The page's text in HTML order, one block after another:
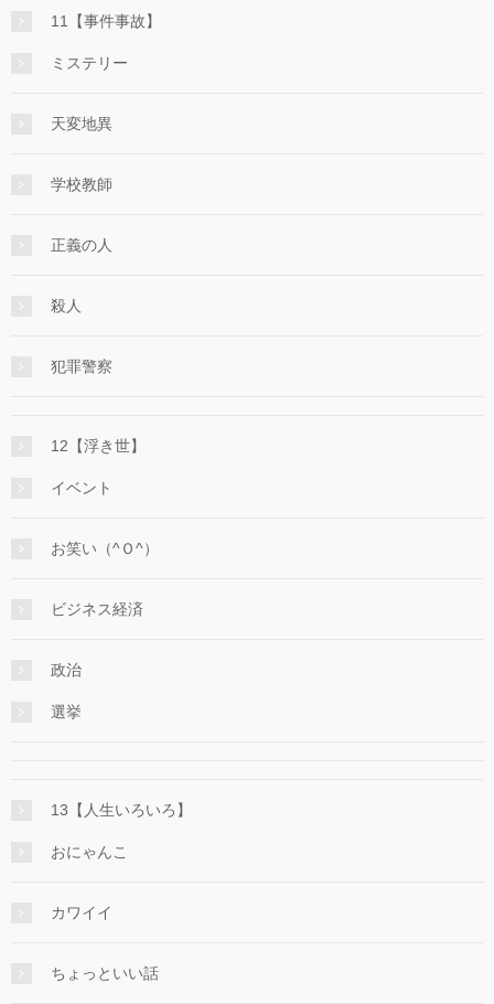
11【事件事故】
ミステリー
天変地異
学校教師
正義の人
殺人
犯罪警察
12【浮き世】
イベント
お笑い（^Ｏ^）
ビジネス経済
政治
選挙
13【人生いろいろ】
おにゃんこ
カワイイ
ちょっといい話